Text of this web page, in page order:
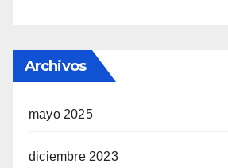
Archivos
mayo 2025
diciembre 2023